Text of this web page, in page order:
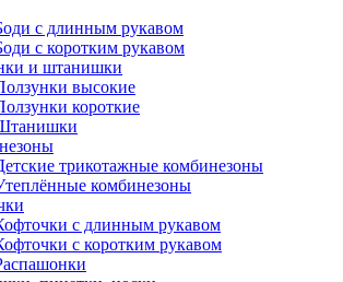
с длинным рукавом
с коротким рукавом
и штанишки
высокие
короткие
трикотажные комбинезоны
комбинезоны
с длинным рукавом
с коротким рукавом